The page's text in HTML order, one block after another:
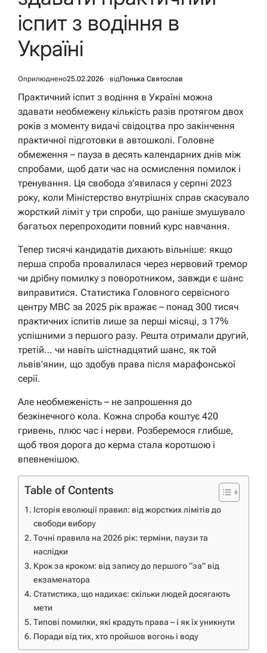
іспит з водіння в
Україні
Оприлюднено25.02.2026 відПонька Святослав
Практичний іспит з водіння в Україні можна
здавати необмежену кількість разів протягом двох
років з моменту видачі свідоцтва про закінчення
практичної підготовки в автошколі. Головне
обмеження – пауза в десять календарних днів між
спробами, щоб дати час на осмислення помилок і
тренування. Ця свобода з’явилася у серпні 2023
року, коли Міністерство внутрішніх справ скасувало
жорсткий ліміт у три спроби, що раніше змушувало
багатьох перепроходити повний курс навчання.
Тепер тисячі кандидатів дихають вільніше: якщо
перша спроба провалилася через нервовий тремор
чи дрібну помилку з поворотником, завжди є шанс
виправитися. Статистика Головного сервісного
центру МВС за 2025 рік вражає – понад 300 тисяч
практичних іспитів лише за перші місяці, з 17%
успішними з першого разу. Решта отримали другий,
третій… чи навіть шістнадцятий шанс, як той
львів’янин, що здобув права після марафонської
серії.
Але необмеженість – не запрошення до
безкінечного кола. Кожна спроба коштує 420
гривень, плюс час і нерви. Розберемося глибше,
щоб твоя дорога до керма стала коротшою і
впевненішою.
Table of Contents
Історія еволюції правил: від жорстких лімітів до
свободи вибору
Точні правила на 2026 рік: терміни, паузи та
наслідки
Крок за кроком: від запису до першого “за” від
екзаменатора
Статистика, що надихає: скільки людей досягають
мети
Типові помилки, які крадуть права – і як їх уникнути
Поради від тих, хто пройшов вогонь і воду